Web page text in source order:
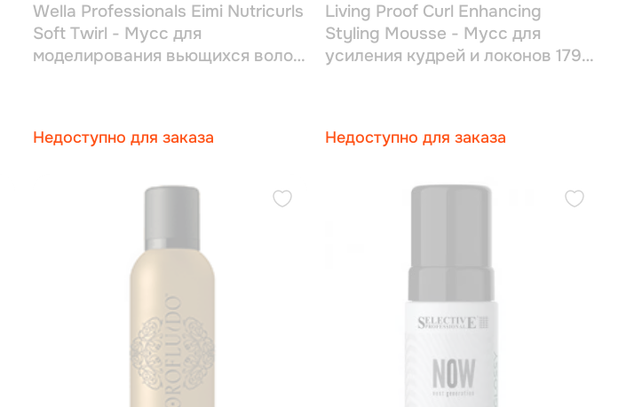
Wella Professionals Eimi Nutricurls
Soft Twirl - Мусс для
моделирования вьющихся волос
Недоступно для заказа
Living Proof Curl Enhancing
Styling Mousse - Мусс для
усиления кудрей и локонов 179
Недоступно для заказа